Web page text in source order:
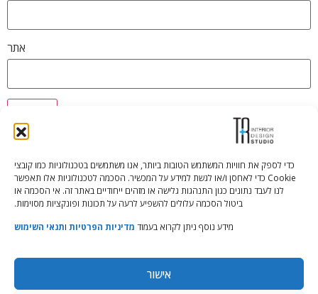
כדי לספק את חוויות המשתמש הטובות ביותר, אנו משתמשים בטכנולוגיות כמו קובצי
Cookie כדי לאחסן ו/או לגשת למידע על המכשיר. הסכמה לטכנולוגיות אלו תאפשר
לנו לעבד נתונים כגון התנהגות גלישה או מזהים ייחודיים באתר זה. אי הסכמה או
ביטול הסכמה עלולים להשפיע לרעה על תכונות ופונקציות מסוימות.
מידע נוסף ניתן לקרוא בעמוד מדיניות הפרטיות ותנאי השימוש
אישור
אתר
Tali Shenfeld:052.620.2446
tali@TRstudio.co.il
rakefet@TRstudio.co.il